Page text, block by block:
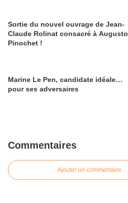
Sortie du nouvel ouvrage de Jean-
Claude Rolinat consacré à Augusto
Pinochet !
Marine Le Pen, candidate idéale…
pour ses adversaires
Commentaires
Ajouter un commentaire